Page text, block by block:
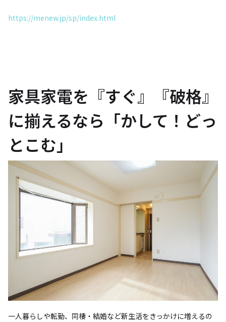
https://menew.jp/sp/index.html
家具家電を『すぐ』『破格』
に揃えるなら「かして！どっ
とこむ」
一人暮らしや転勤、同棲・結婚など新生活をきっかけに増えるの